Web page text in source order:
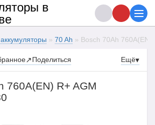
» 70 Ah » Bosch 70Ah 760A(EN)
↗Поделиться Ещё▾
760A(EN) R+ AGM
в